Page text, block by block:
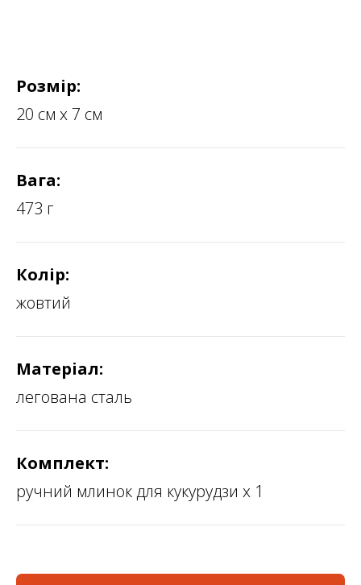
Розмір:
20 см х 7 см
Вага:
473 г
Колір:
жовтий
Матеріал:
легована сталь
Комплект:
ручний млинок для кукурудзи х 1